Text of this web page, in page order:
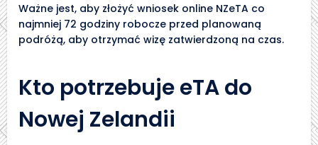
Ważne jest, aby złożyć wniosek online NZeTA co
najmniej 72 godziny robocze przed planowaną
podróżą, aby otrzymać wizę zatwierdzoną na czas.
Kto potrzebuje eTA do
Nowej Zelandii